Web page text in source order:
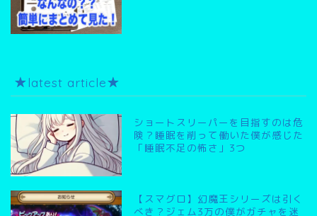
★latest article★
ショートスリーパーを目指すのは危
険？睡眠を削って働いた僕が感じた
「睡眠不足の怖さ」3つ
【スマグロ】幻魔王シリーズは引く
べき？ジェム3万の僕がガチャを迷